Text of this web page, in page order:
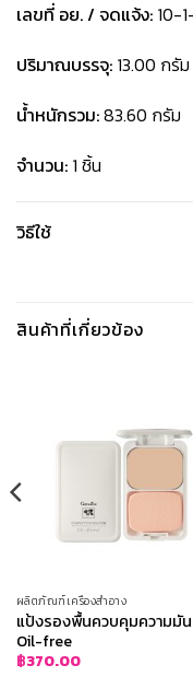
เลขที่ อย. / จดแจ้ง: 10-
ปริมาณบรรจุ: 13.00 กรัม
น้ำหนักรวม:83.60 กรัม
จำนวน: 1 ชิ้น
วิธีใช้
สินค้าที่เกี่ยวข้อง
ผลิตภัณฑ์เครื่องสำอาง
แป้งรองพื้นควบคุมความมั
Oil-free
฿370.00